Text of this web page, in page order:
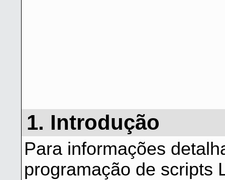
1. Introdução
Para informações
programação de scripts